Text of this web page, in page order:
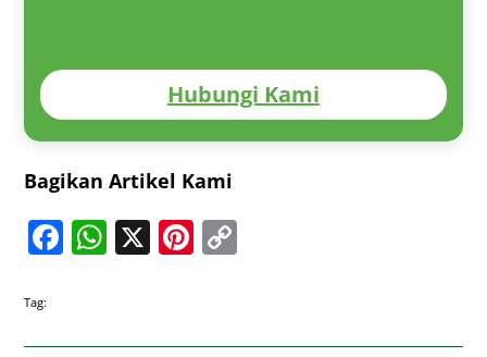
Hubungi Kami
Bagikan Artikel Kami
Facebook
WhatsApp
X Pinterest
Tag: